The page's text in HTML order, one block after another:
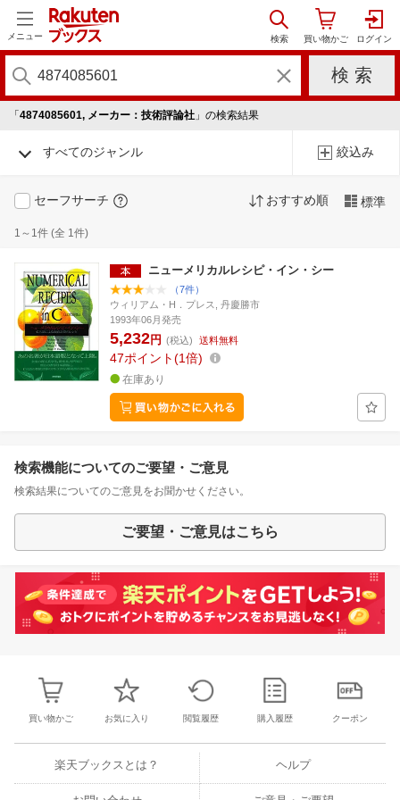
メニュー
「 4874085601, メーカー：技術評論社 」の検索結果
すべてのジャンル 絞込み
セーフサーチ おすすめ順 標準
1～1件 (全 1件)
ニューメリカルレシピ・イン・シー
（7件）
ウィリアム・H．プレス, 丹慶勝市
1993年06月発売
5,232円 (税込) 送料無料
47ポイント 1倍
在庫あり
検索機能についてのご要望・ご意見
検索結果についてのご意見をお聞かせください。
ご要望・ご意見はこちら
買い物かご お気に入り 閲覧履歴 購入履歴 クーポン
楽天ブックスとは？ ヘルプ